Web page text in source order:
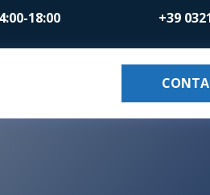
18:00 +39